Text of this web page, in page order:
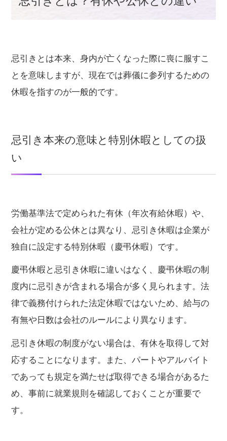
忌引きとは本来、身内が亡くなった際に喪に服すこ
とを意味しますが、現在では葬儀に参列するための
休暇を指すのが一般的です。
忌引き本来の意味と特別休暇としての扱
い
労働基準法で定められた有休（年次有給休暇）や、
会社が定める公休とは異なり、忌引き休暇は企業が
独自に設定する特別休暇（慶弔休暇）です。
慶弔休暇と忌引き休暇に違いはなく、慶弔休暇の制
度内に忌引きが含まれる場合が多く見られます。法
律で義務付けられた法定休暇ではないため、給与の
有無や日数は会社のルールにより異なります。
忌引き休暇の制度がない場合は、有休を取得して対
応することになります。また、パートやアルバイト
であっても規定を満たせば取得できる場合があるた
め、事前に就業規則を確認しておくことが重要で
す。